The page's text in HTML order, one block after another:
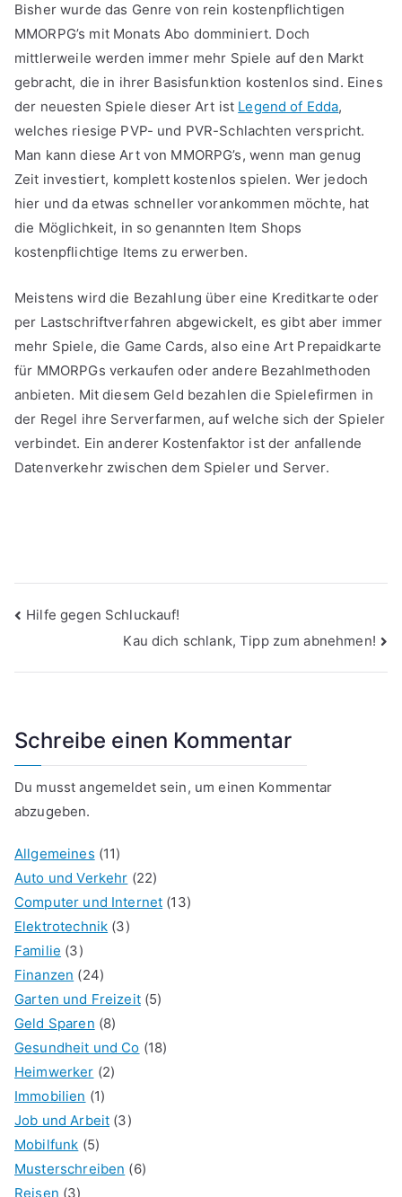
Bisher wurde das Genre von rein kostenpflichtigen
MMORPG’s mit Monats Abo domminiert. Doch
mittlerweile werden immer mehr Spiele auf den Markt
gebracht, die in ihrer Basisfunktion kostenlos sind. Eines
der neuesten Spiele dieser Art ist Legend of Edda,
welches riesige PVP- und PVR-Schlachten verspricht.
Man kann diese Art von MMORPG’s, wenn man genug
Zeit investiert, komplett kostenlos spielen. Wer jedoch
hier und da etwas schneller vorankommen möchte, hat
die Möglichkeit, in so genannten Item Shops
kostenpflichtige Items zu erwerben.
Meistens wird die Bezahlung über eine Kreditkarte oder
per Lastschriftverfahren abgewickelt, es gibt aber immer
mehr Spiele, die Game Cards, also eine Art Prepaidkarte
für MMORPGs verkaufen oder andere Bezahlmethoden
anbieten. Mit diesem Geld bezahlen die Spielefirmen in
der Regel ihre Serverfarmen, auf welche sich der Spieler
verbindet. Ein anderer Kostenfaktor ist der anfallende
Datenverkehr zwischen dem Spieler und Server.
Beitragsnavigation
Hilfe gegen Schluckauf!
Kau dich schlank, Tipp zum abnehmen!
Schreibe einen Kommentar
Du musstangemeldetsein, um einen Kommentar
abzugeben.
Allgemeines (11)
Auto und Verkehr (22)
Computer und Internet (13)
Elektrotechnik (3)
Familie (3)
Finanzen (24)
Garten und Freizeit(5)
Geld Sparen (8)
Gesundheit und Co (18)
Heimwerker (2)
Immobilien (1)
Job und Arbeit (3)
Mobilfunk (5)
Musterschreiben (6)
Reisen (3)